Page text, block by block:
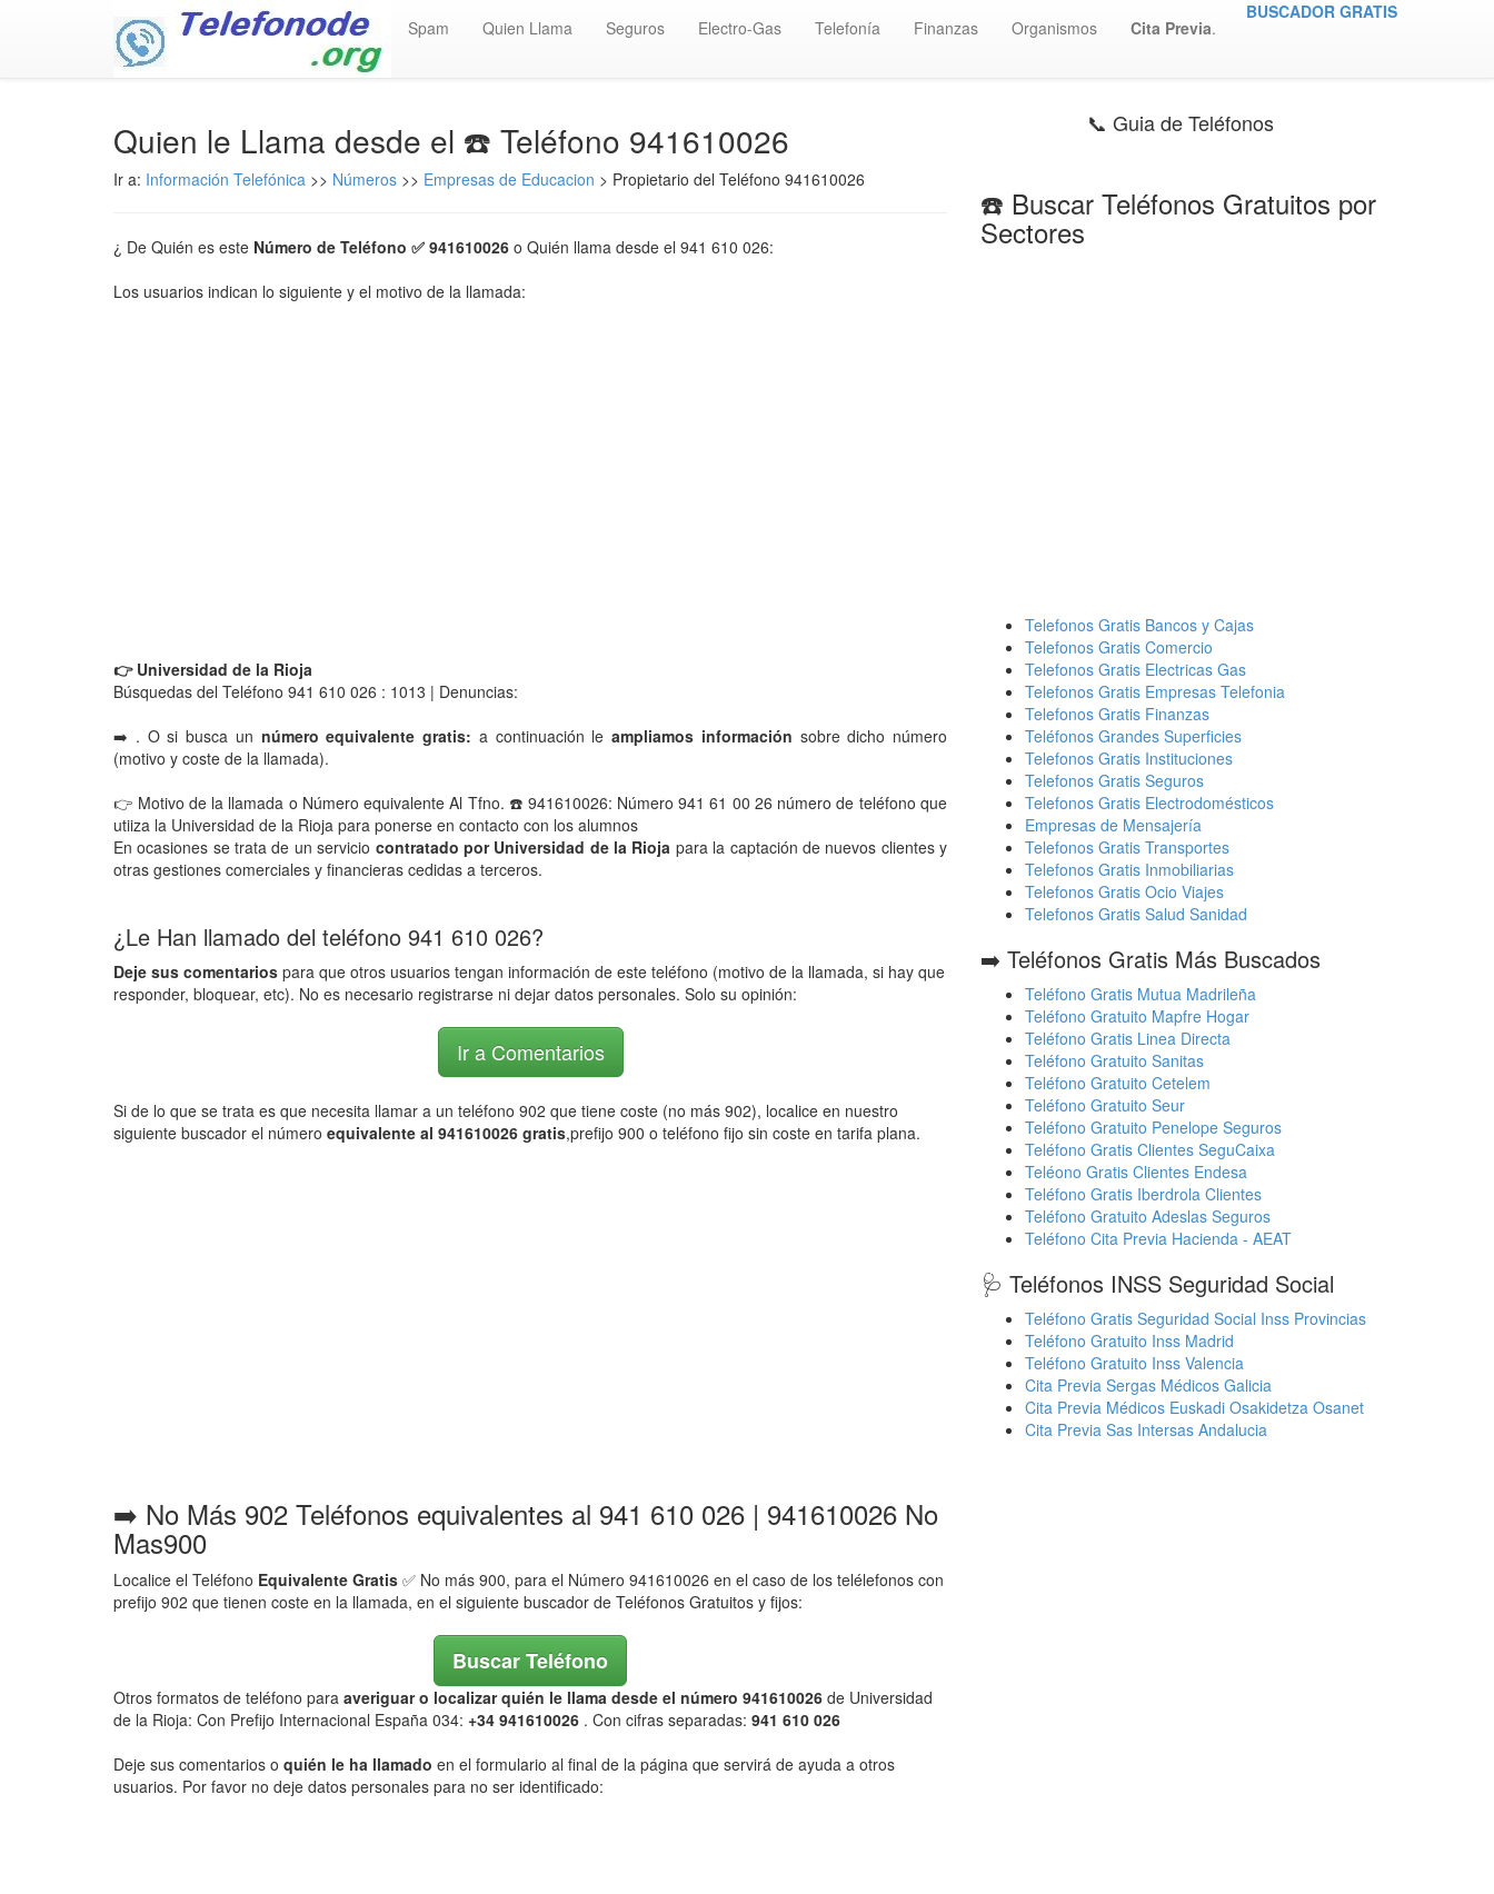
Spam Quien Llama Seguros Electro-Gas Telefonía Finanzas Organismos Cita Previa.
BUSCADOR GRATIS
Quien le Llama desde el ☎️ Teléfono 941610026
Ir a: Información Telefónica >> Números >> Empresas de Educacion > Propietario del Teléfono 941610026
¿ De Quién es este Número de Teléfono ✅ 941610026 o Quién llama desde el 941 610 026:
Los usuarios indican lo siguiente y el motivo de la llamada:
👉 Universidad de la Rioja
Búsquedas del Teléfono 941 610 026 : 1013 | Denuncias:
➡️ . O si busca un número equivalente gratis: a continuación le ampliamos información sobre dicho número
(motivo y coste de la llamada).
👉 Motivo de la llamada o Número equivalente Al Tfno. ☎️ 941610026: Número 941 61 00 26 número de teléfono que
utiiza la Universidad de la Rioja para ponerse en contacto con los alumnos
En ocasiones se trata de un servicio contratado por Universidad de la Rioja para la captación de nuevos clientes y
otras gestiones comerciales y financieras cedidas a terceros.
¿Le Han llamado del teléfono 941 610 026?
Deje sus comentarios para que otros usuarios tengan información de este teléfono (motivo de la llamada, si hay que
responder, bloquear, etc). No es necesario registrarse ni dejar datos personales. Solo su opinión:
Ir a Comentarios
Si de lo que se trata es que necesita llamar a un teléfono 902 que tiene coste (no más 902), localice en nuestro
siguiente buscador el número equivalente al 941610026 gratis,prefijo 900 o teléfono fijo sin coste en tarifa plana.
➡️ No Más 902 Teléfonos equivalentes al 941 610 026 | 941610026 No
Mas900
Localice el Teléfono Equivalente Gratis ✅ No más 900, para el Número 941610026 en el caso de los telélefonos con
prefijo 902 que tienen coste en la llamada, en el siguiente buscador de Teléfonos Gratuitos y fijos:
Buscar Teléfono
Otros formatos de teléfono para averiguar o localizar quién le llama desde el número 941610026 de Universidad
de la Rioja: Con Prefijo Internacional España 034: +34 941610026 . Con cifras separadas: 941 610 026
Deje sus comentarios o quién le ha llamado en el formulario al final de la página que servirá de ayuda a otros
usuarios. Por favor no deje datos personales para no ser identificado:
📞 Guia de Teléfonos
☎️ Buscar Teléfonos Gratuitos por
Sectores
Telefonos Gratis Bancos y Cajas
Telefonos Gratis Comercio
Telefonos Gratis Electricas Gas
Telefonos Gratis Empresas Telefonia
Telefonos Gratis Finanzas
Teléfonos Grandes Superficies
Telefonos Gratis Instituciones
Telefonos Gratis Seguros
Telefonos Gratis Electrodomésticos
Empresas de Mensajería
Telefonos Gratis Transportes
Telefonos Gratis Inmobiliarias
Telefonos Gratis Ocio Viajes
Telefonos Gratis Salud Sanidad
➡️ Teléfonos Gratis Más Buscados
Teléfono Gratis Mutua Madrileña
Teléfono Gratuito Mapfre Hogar
Teléfono Gratis Linea Directa
Teléfono Gratuito Sanitas
Teléfono Gratuito Cetelem
Teléfono Gratuito Seur
Teléfono Gratuito Penelope Seguros
Teléfono Gratis Clientes SeguCaixa
Teléono Gratis Clientes Endesa
Teléfono Gratis Iberdrola Clientes
Teléfono Gratuito Adeslas Seguros
Teléfono Cita Previa Hacienda - AEAT
🩺 Teléfonos INSS Seguridad Social
Teléfono Gratis Seguridad Social Inss Provincias
Teléfono Gratuito Inss Madrid
Teléfono Gratuito Inss Valencia
Cita Previa Sergas Médicos Galicia
Cita Previa Médicos Euskadi Osakidetza Osanet
Cita Previa Sas Intersas Andalucia